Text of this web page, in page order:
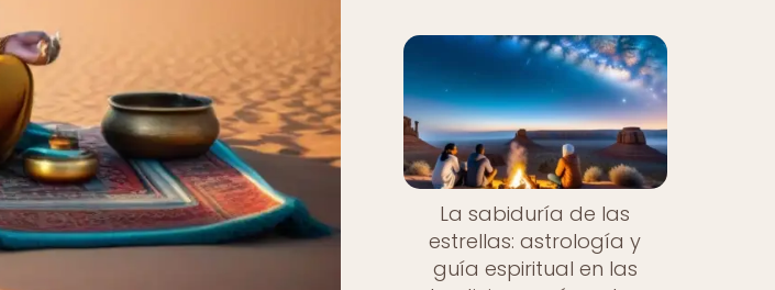
La sabiduría de las
estrellas: astrología y
guía espiritual en las